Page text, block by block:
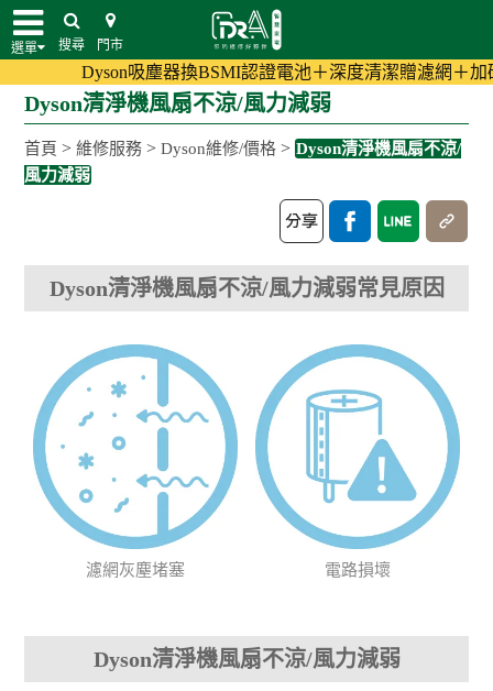
選單 搜尋 門市
Dyson吸塵器換BSMI認證電池＋深度清潔贈濾網＋加碼至
Dyson清淨機風扇不涼/風力減弱
首頁 >維修服務 >Dyson維修/價格 > Dyson清淨機風扇不涼/
風力減弱
Dyson清淨機風扇不涼/風力減弱常見原因
濾網灰塵堵塞 電路損壞
Dyson清淨機風扇不涼/風力減弱